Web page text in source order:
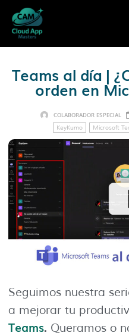
Teams al día |
orden en
COLABORADOR ESPECIAL
KeyKumo Microsoft
Seguimos nuestra
a mejorar tu
Teams. Queramos o